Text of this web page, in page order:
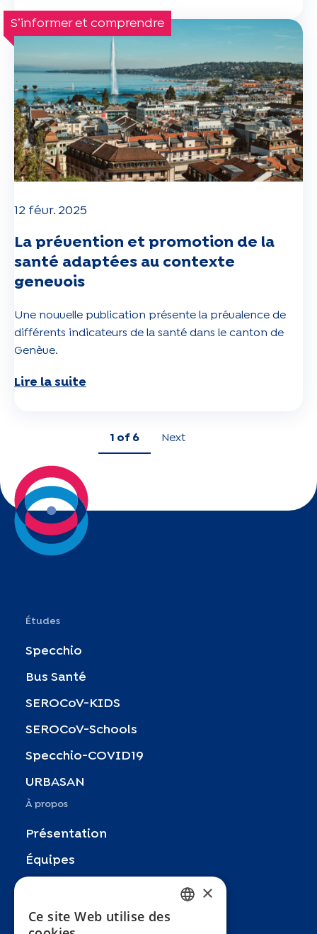
S’informer et comprendre
12 févr. 2025
La prévention et promotion de la
santé adaptées au contexte
genevois
Une nouvelle publication présente la prévalence de
différents indicateurs de la santé dans le canton de
Genève.
Lire la suite
1 of 6 Next
Études
Specchio
Bus Santé
SEROCoV-KIDS
SEROCoV-Schools
Specchio-COVID19
URBASAN
À propos
Présentation
Équipes
Recherches
FRENCH
×
Ce site Web utilise des